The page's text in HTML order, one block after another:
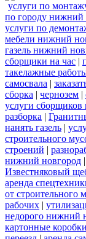
услуги по
по городу нижний
услуги по
мебели нижний
газель нижний
сборщики на час |
такелажные
самосвала |
сборка | чернозем |
услуги сборщиков
разборка |
нанять газель |
строительного
строений |
нижний новгород |
Известняковый
аренда
от строительного
рабочих |
недорого нижний
картонные коробки